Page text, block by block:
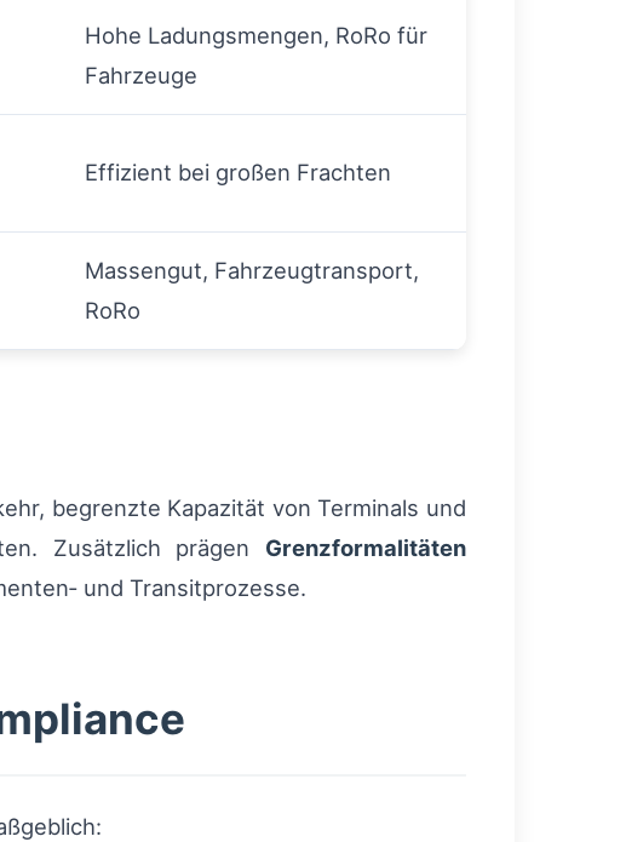
Hohe Ladungsmengen, RoRo für
Fahrzeuge
Effizient bei großen Frachten
Massengut, Fahrzeugtransport,
RoRo
begrenzte Kapazität von Terminals und
Zusätzlich prägen Grenzformalitäten
und Transitprozesse.